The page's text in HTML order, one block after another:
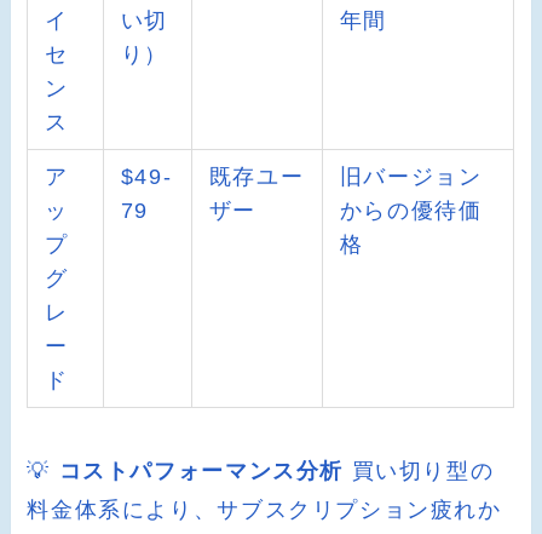
イ
セ
ン
ス
い切
り）
年間
ア
ッ
プ
グ
レ
ー
ド
$49-
79
既存ユー
ザー
旧バージョン
からの優待価
格
💡 コストパフォーマンス分析 買い切り型の
料金体系により、サブスクリプション疲れか